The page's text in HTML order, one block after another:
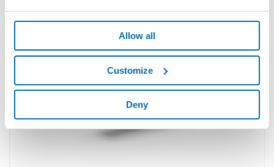
Allow all
Customize
Deny